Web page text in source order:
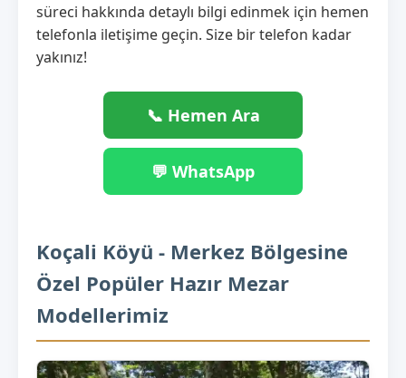
süreci hakkında detaylı bilgi edinmek için hemen
telefonla iletişime geçin. Size bir telefon kadar
yakınız!
📞 Hemen Ara
💬 WhatsApp
Koçali Köyü - Merkez Bölgesine
Özel Popüler Hazır Mezar
Modellerimiz